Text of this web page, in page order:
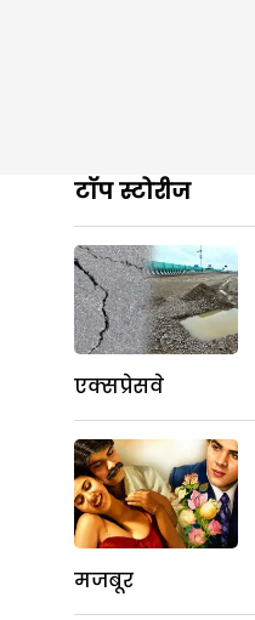
टॉप स्टोरीज
एक्सप्रेसवे
मजबूर